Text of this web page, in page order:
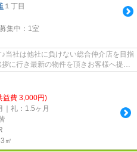
１丁目
集中： 1室
当社は他社に負けない総合仲介店を目指
に行き最新の物件を頂きお客様へ提供
益費 3,000円)
｜礼：1.5ヶ月
㎡